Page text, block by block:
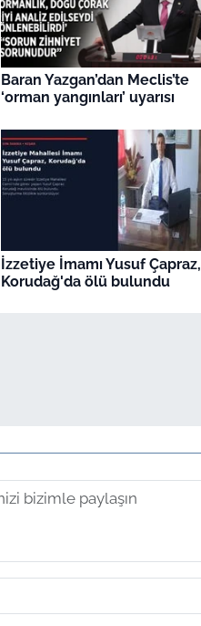
Baran Yazgan’dan Meclis’te
‘orman yangınları’ uyarısı
İzzetiye İmamı Yusuf Çapraz,
Korudağ'da ölü bulundu